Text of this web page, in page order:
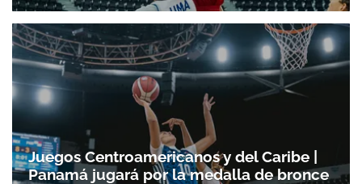
Juegos Centroamericanos y del Caribe |
Panamá jugará por la medalla de bronce